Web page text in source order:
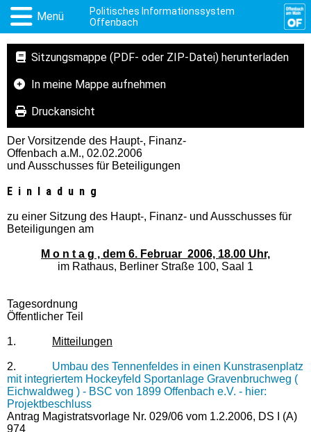
Menü
Politisches Informationssystem
Offenbach
Sitzungsmappe (PDF- oder ZIP-Datei) herunterladen
In meine Mappe aufnehmen
Druckansicht
Der Vorsitzende des Haupt-, Finanz-
Offenbach a.M., 02.02.2006
und Ausschusses für Beteiligungen
E i n l a d u n g
zu einer Sitzung des Haupt-, Finanz- und Ausschusses für
Beteiligungen am
M o n t a g , dem 6. Februar 2006, 18.00 Uhr,
im Rathaus, Berliner Straße 100, Saal 1
Tagesordnung
Öffentlicher Teil
1. Mitteilungen
2.
Umbau des Tennenfeldes in einen Kunstrasenplatz
mit integriertem Hockeyfeld Sportanlage Gravenbruchweg (
Eichwaldweg ) - BSC von 1899 Offenbach e.V. - hier:
Projektbeschluss
Antrag Magistratsvorlage Nr. 029/06 vom 1.2.2006, DS I (A)
974